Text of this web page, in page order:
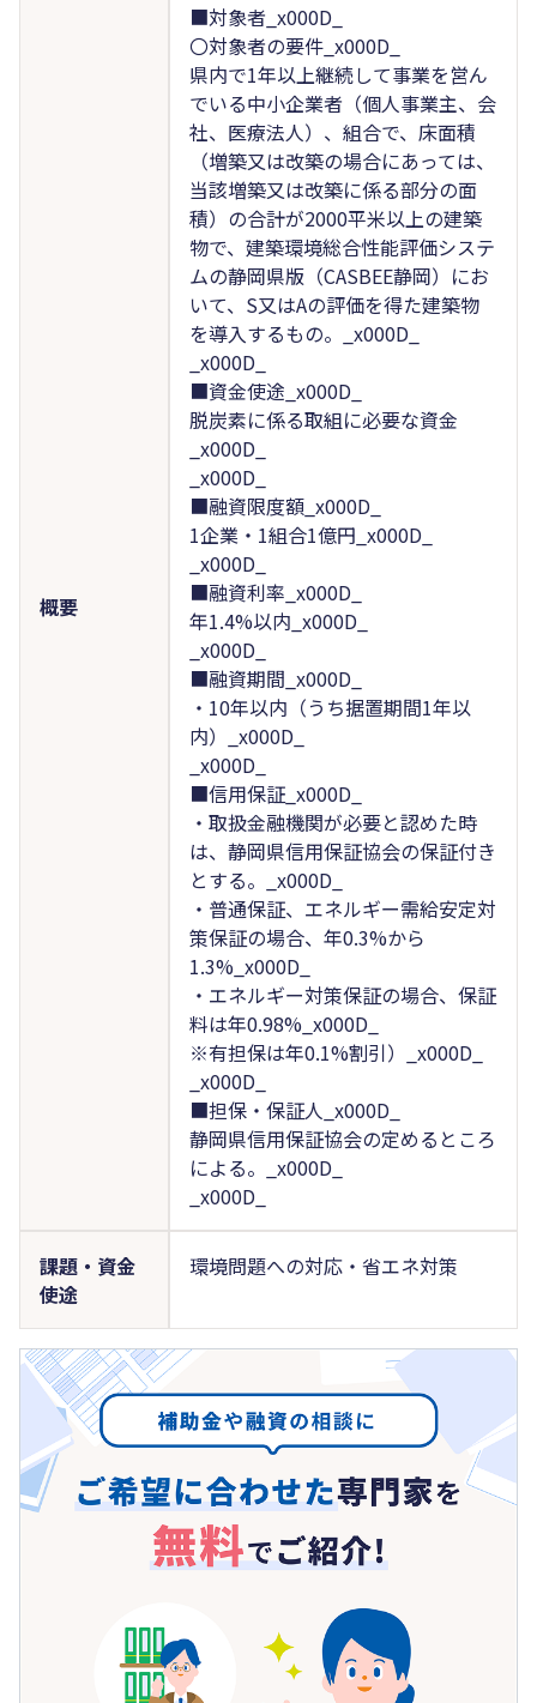
概要
■対象者_x000D_
〇対象者の要件_x000D_
県内で1年以上継続して事業を営ん
でいる中小企業者（個人事業主、会
社、医療法人）、組合で、床面積
（増築又は改築の場合にあっては、
当該増築又は改築に係る部分の面
積）の合計が2000平米以上の建築
物で、建築環境総合性能評価システ
ムの静岡県版（CASBEE静岡）にお
いて、S又はAの評価を得た建築物
を導入するもの。_x000D_
_x000D_
■資金使途_x000D_
脱炭素に係る取組に必要な資金
_x000D_
_x000D_
■融資限度額_x000D_
1企業・1組合1億円_x000D_
_x000D_
■融資利率_x000D_
年1.4%以内_x000D_
_x000D_
■融資期間_x000D_
・10年以内（うち据置期間1年以
内）_x000D_
_x000D_
■信用保証_x000D_
・取扱金融機関が必要と認めた時
は、静岡県信用保証協会の保証付き
とする。_x000D_
・普通保証、エネルギー需給安定対
策保証の場合、年0.3%から
1.3%_x000D_
・エネルギー対策保証の場合、保証
料は年0.98%_x000D_
※有担保は年0.1%割引）_x000D_
_x000D_
■担保・保証人_x000D_
静岡県信用保証協会の定めるところ
による。_x000D_
_x000D_
課題・資金
使途
環境問題への対応・省エネ対策